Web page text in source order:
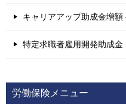
キャリアアップ助成金増
特定求職者雇用開発助成金
労働保険メニュー